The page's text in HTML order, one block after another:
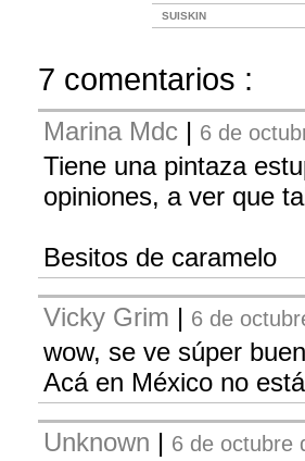
SUISKIN
7 comentarios :
Marina Mdc | 6 de
Tiene una pintaza
opiniones, a ver que
Besitos de caramelo
Vicky Grim | 6 de
wow, se ve súper
Acá en México no
Unknown | 6 de octubre